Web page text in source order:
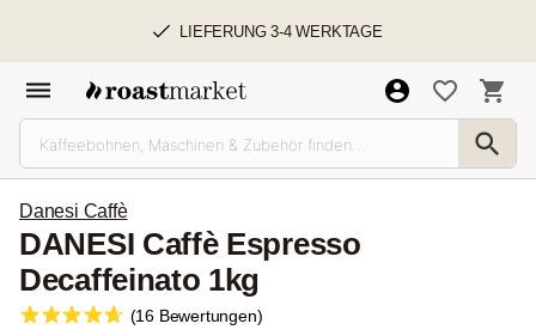
LIEFERUNG 3-4 WERKTAGE
Danesi Caffè
DANESI Caffè Espresso
Decaffeinato 1kg
(16 Bewertungen)